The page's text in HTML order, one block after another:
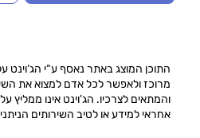
התוכן המוצג באתר נאסף ע“י הג‘וינט
מרוכז ולאפשר לכל אדם למצוא את
והמתאים לצרכיו. הג’וינט אינו ממליץ
אחראי למידע או לטיב השירותים